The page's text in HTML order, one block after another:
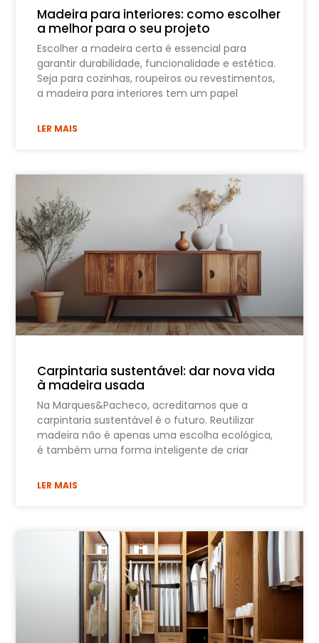
Madeira para interiores: como escolher
a melhor para o seu projeto
Escolher a madeira certa é essencial para
garantir durabilidade, funcionalidade e estética.
Seja para cozinhas, roupeiros ou revestimentos,
a madeira para interiores tem um papel
LER MAIS
Carpintaria sustentável: dar nova vida
à madeira usada
Na Marques&Pacheco, acreditamos que a
carpintaria sustentável é o futuro. Reutilizar
madeira não é apenas uma escolha ecológica,
é também uma forma inteligente de criar
LER MAIS